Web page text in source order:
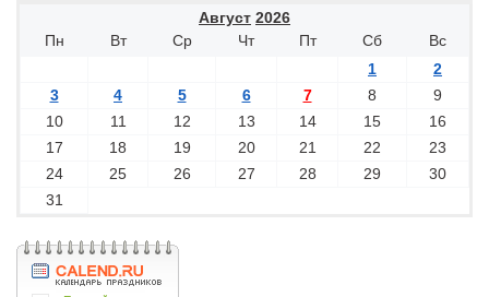
Август 2026
Пн
Вт Ср Чт Пт Сб
Вс
1
2
3
4 5 6 7 8
9
10
11 12 13 14 15
16
17
18 19 20 21 22
23
24
25 26 27 28 29
30
31